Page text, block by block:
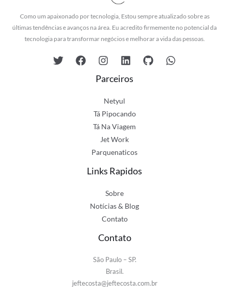
Como um apaixonado por tecnologia, Estou sempre atualizado sobre as
últimas tendências e avanços na área. Eu acredito firmemente no potencial da
tecnologia para transformar negócios e melhorar a vida das pessoas.
Parceiros
Netyul
Tá Pipocando
Tá Na Viagem
Jet Work
Parquenaticos
Links Rapidos
Sobre
Notícias & Blog
Contato
Contato
São Paulo – SP.
Brasil.
jeftecosta@jeftecosta.com.br